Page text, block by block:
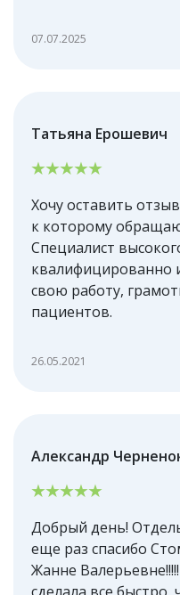
07.07.2025
Татьяна Ерошевич
Хочу оставить
к которому
Специалист
квалифицированно
свою работу,
пациентов.
26.05.2021
Александр
Добрый день!
еще раз спасибо
Жанне